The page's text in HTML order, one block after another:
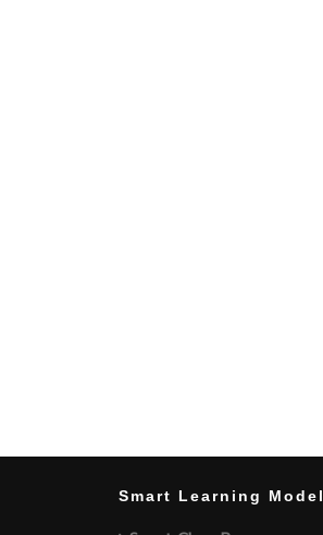
Smart Learning Model